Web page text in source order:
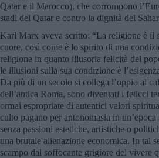
Qatar e il Marocco), che corrompono
stadi del Qatar e contro la dignità del
Karl Marx aveva scritto: “La religione è il
cuore, così come è lo spirito di una
religione in quanto illusoria felicità del
le illusioni sulla sua condizione è
Da più di un secolo si collega l’oppio al
dell’antica Roma, sono diventati i feticci
ormai espropriate di autentici valori
culto pagano per antonomasia in
senza passioni estetiche, artistiche o
una brutale alienazione economica. In tal
scampo dal soffocante grigiore del vivere